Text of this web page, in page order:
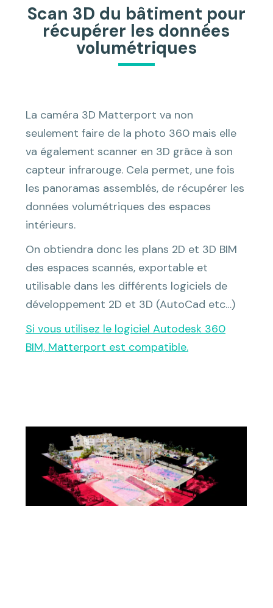
Scan 3D du bâtiment pour
récupérer les données
volumétriques
La caméra 3D Matterport va non
seulement faire de la photo 360 mais elle
va également scanner en 3D grâce à son
capteur infrarouge. Cela permet, une fois
les panoramas assemblés, de récupérer les
données volumétriques des espaces
intérieurs.
On obtiendra donc les plans 2D et 3D BIM
des espaces scannés, exportable et
utilisable dans les différents logiciels de
développement 2D et 3D (AutoCad etc…)
Si vous utilisez le logiciel Autodesk 360
BIM, Matterport est compatible.